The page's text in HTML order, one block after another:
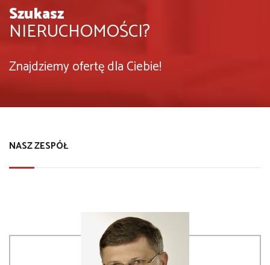
Szukasz
NIERUCHOMOŚCI?
Znajdziemy ofertę dla Ciebie!
NASZ ZESPÓŁ